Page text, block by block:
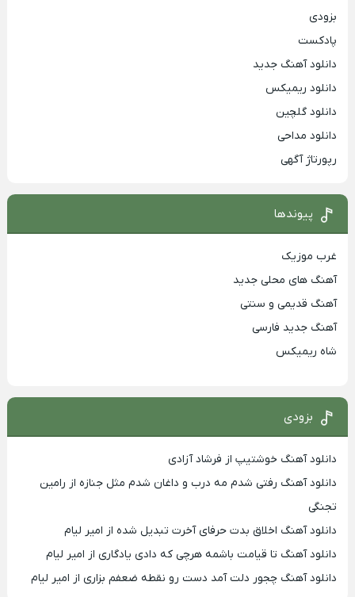
بزودی
پادکست
دانلود آهنگ جدید
دانلود ریمیکس
دانلود گلچین
دانلود مداحی
رپورتاژ آگهی
پیوندها
غرب موزیک
آهنگ های محلی جدید
آهنگ قدیمی و سنتی
آهنگ جدید فارسی
شاه ریمیکس
بزودی
دانلود آهنگ خوشتیپ از فرشاد آزادی
دانلود آهنگ رفتی شدم مه درب و داغان شدم مثل جنازه از رامین
تجنگی
دانلود آهنگ اخلاق بدت حرفای آخرت تبدیل شده از امیر لیام
دانلود آهنگ تا قیامت باشمه هرچی که دادی یادگاری از امیر لیام
دانلود آهنگ چجور دلت آمد دست رو نقطه ضعفم بزاری از امیر لیام